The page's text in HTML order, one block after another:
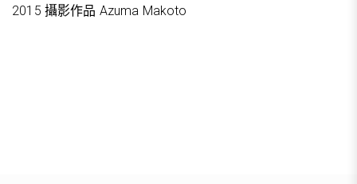
2015 攝影作品 Azuma Makoto